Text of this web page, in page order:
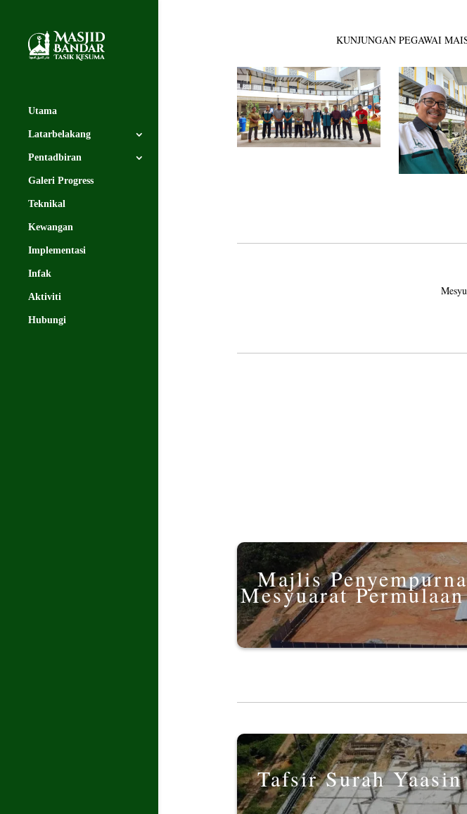
Utama
Latarbelakang
Pentadbiran
Galeri Progress
Teknikal
Kewangan
Implementasi
Infak
Aktiviti
Hubungi
KUNJUNGAN PEGAWAI
Majlis
Mesyuarat
Tafsir Surah